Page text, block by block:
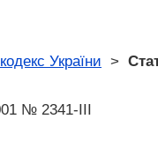
України >
№ 2341-III